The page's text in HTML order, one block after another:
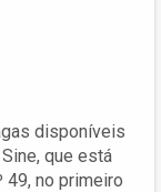
disponíveis
que está
49, no primeiro